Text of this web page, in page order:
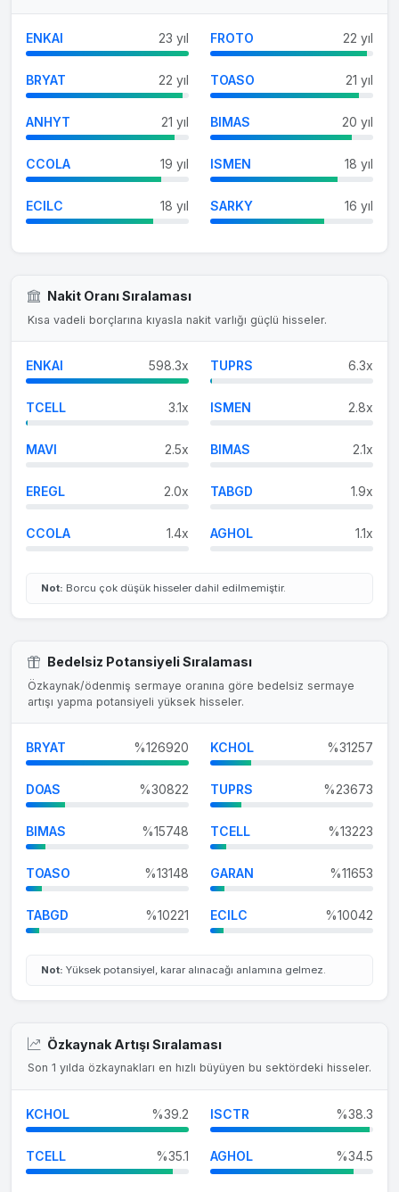
ENKAI 23 yıl FROTO 22 yıl
BRYAT 22 yıl TOASO 21 yıl
ANHYT 21 yıl BIMAS 20 yıl
CCOLA 19 yıl ISMEN 18 yıl
ECILC 18 yıl SARKY 16 yıl
Nakit Oranı Sıralaması
Kısa vadeli borçlarına kıyasla nakit varlığı güçlü hisseler.
ENKAI 598.3x TUPRS 6.3x
TCELL 3.1x ISMEN 2.8x
MAVI 2.5x BIMAS 2.1x
EREGL 2.0x TABGD 1.9x
CCOLA 1.4x AGHOL 1.1x
Not: Borcu çok düşük hisseler dahil edilmemiştir.
Bedelsiz Potansiyeli Sıralaması
Özkaynak/ödenmiş sermaye oranına göre bedelsiz sermaye
artışı yapma potansiyeli yüksek hisseler.
BRYAT %126920 KCHOL %31257
DOAS %30822 TUPRS %23673
BIMAS %15748 TCELL %13223
TOASO %13148 GARAN %11653
TABGD %10221 ECILC %10042
Not: Yüksek potansiyel, karar alınacağı anlamına gelmez.
Özkaynak Artışı Sıralaması
Son 1 yılda özkaynakları en hızlı büyüyen bu sektördeki hisseler.
KCHOL %39.2 ISCTR %38.3
TCELL %35.1 AGHOL %34.5